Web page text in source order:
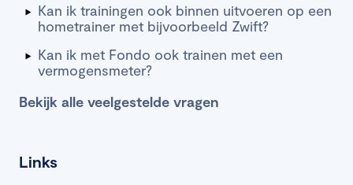
Links
Kan ik trainingen ook binnen uitvoeren op een
hometrainer met bijvoorbeeld Zwift?
Kan ik met Fondo ook trainen met een
vermogensmeter?
Bekijk alle veelgestelde vragen